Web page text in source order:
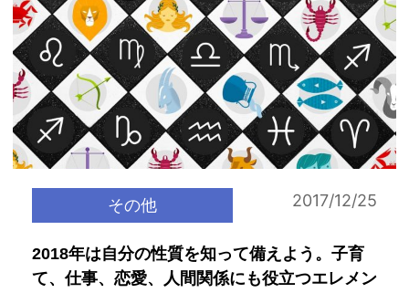
その他 2017/12/25
2018年は自分の性質を知って備えよう。子育
て、仕事、恋愛、人間関係にも役立つエレメン